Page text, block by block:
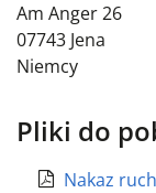
Am Anger 26
07743 Jena
Niemcy
Pliki do
Nakaz